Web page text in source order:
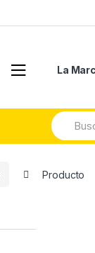
La
Search
for:
Producto